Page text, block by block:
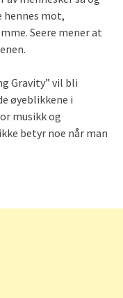
hennes mot,
Seere mener at
Gravity” vil bli
øyeblikkene i
musikk og
betyr noe når man